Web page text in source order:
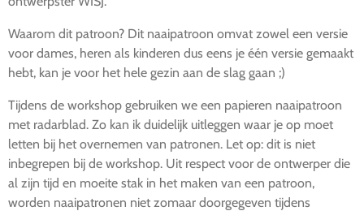
Waarom dit patroon? Dit naaipatroon omvat zowel een versie
voor dames, heren als kinderen dus eens je één versie gemaakt
hebt, kan je voor het hele gezin aan de slag gaan ;)
Tijdens de workshop gebruiken we een papieren naaipatroon
met radarblad. Zo kan ik duidelijk uitleggen waar je op moet
letten bij het overnemen van patronen. Let op: dit is niet
inbegrepen bij de workshop. Uit respect voor de ontwerper die
al zijn tijd en moeite stak in het maken van een patroon,
worden naaipatronen niet zomaar doorgegeven tijdens